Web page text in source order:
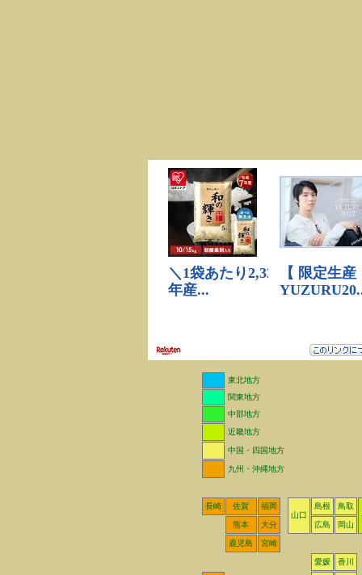
東北地方
関東地方
中部地方
近畿地方
中国・四国地方
九州・沖縄地方
長崎 佐賀
福岡
山口
島根
鳥取
熊本
大分 広島 岡山
鹿児島 宮崎
愛媛 香川